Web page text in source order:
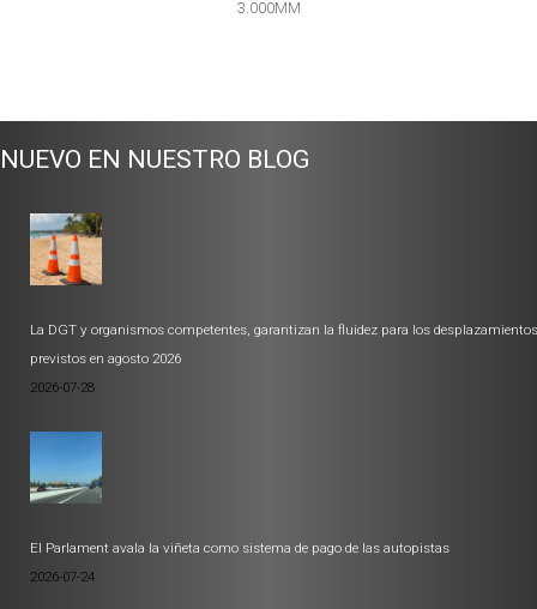
3.000MM
NUEVO EN NUESTRO BLOG
La DGT y organismos competentes, garantizan la fluidez para los desplazamientos
previstos en agosto 2026
2026-07-28
El Parlament avala la viñeta como sistema de pago de las autopistas
2026-07-24